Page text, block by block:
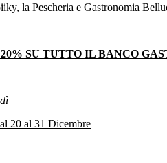
la Pescheria e Gastronomia
SU TUTTO IL BANCO
20 al 31 Dicembre